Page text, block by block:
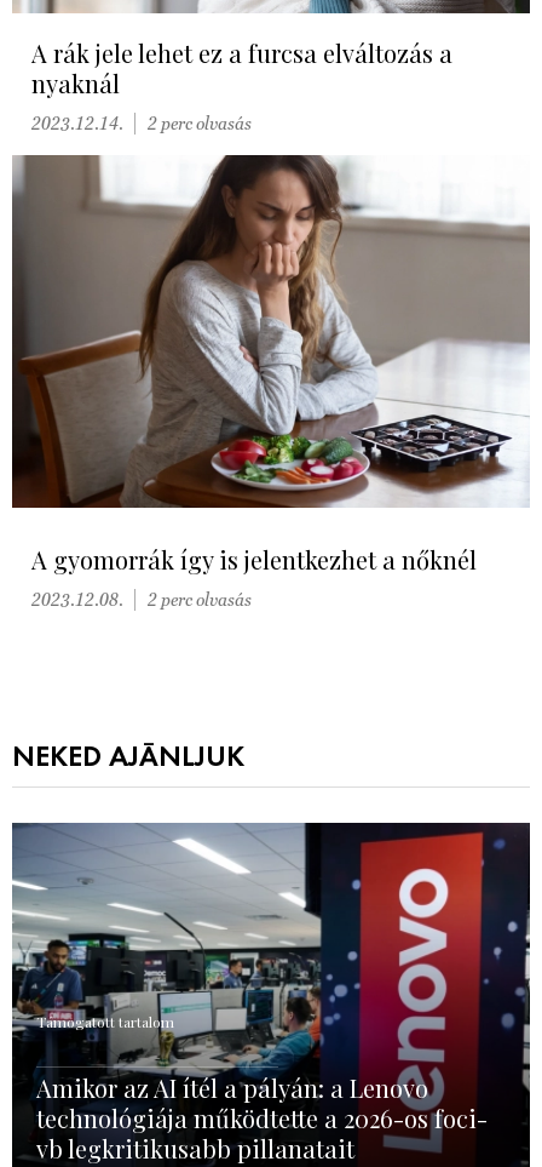
A rák jele lehet ez a furcsa elváltozás a
nyaknál
2023.12.14. 2 perc olvasás
A gyomorrák így is jelentkezhet a nőknél
2023.12.08. 2 perc olvasás
NEKED AJÁNLJUK
Támogatott tartalom
Amikor az AI ítél a pályán: a Lenovo
technológiája működtette a 2026-os foci-
vb legkritikusabb pillanatait